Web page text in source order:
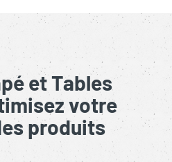
et Tables
votre
produits